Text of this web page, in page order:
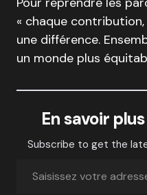
« chaque
une différence.
un monde plus
En savoir
Subscribe to get the